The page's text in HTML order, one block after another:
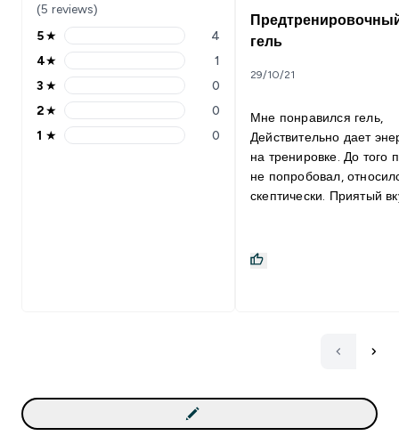
(5 reviews)
5★
4
4★
1
3 ★
0
2★
0
1 ★ 0
гель
29/10/21
Мне понравился гель,
Действительно дает
на тренировке. До того
не попробовал,
скептически. Приятый
потом стал принимать